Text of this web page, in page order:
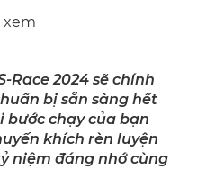
xem
Race 2024 sẽ chính
bị sẵn sàng hết
bước chạy của bạn
khích rèn luyện
niệm đáng nhớ cùng